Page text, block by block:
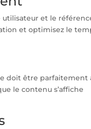
utilisateur et le
et optimisez le
doit être parfaitement
le contenu s’affiche